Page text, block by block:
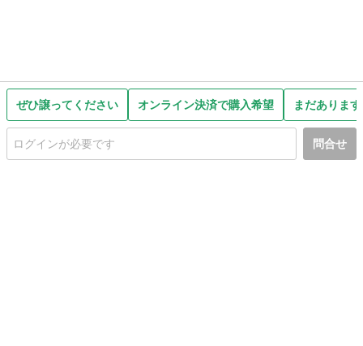
ぜひ譲ってください オンライン決済で購入希望 まだありま
問合せ